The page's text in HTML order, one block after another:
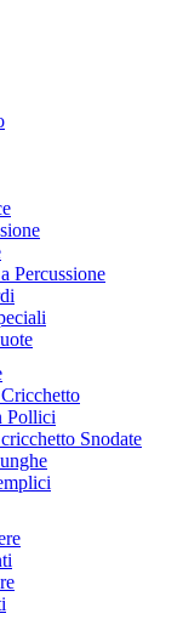
Percussione
Pollici
Snodate